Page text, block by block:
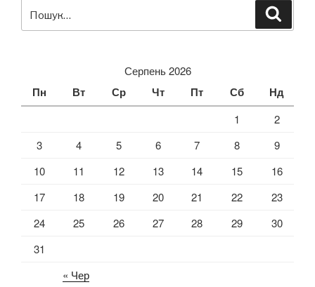
за
Серпень 2026
Пн Вт Ср Чт Пт Сб Нд
1
2
3
4 5 6 7 8
9
10
11 12 13 14 15
16
17
18 19 20 21 22
23
24
25 26 27 28 29
30
31
« Чер